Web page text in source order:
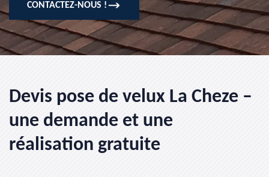
CONTACTEZ-NOUS !
Devis pose de velux La Cheze –
une demande et une
réalisation gratuite